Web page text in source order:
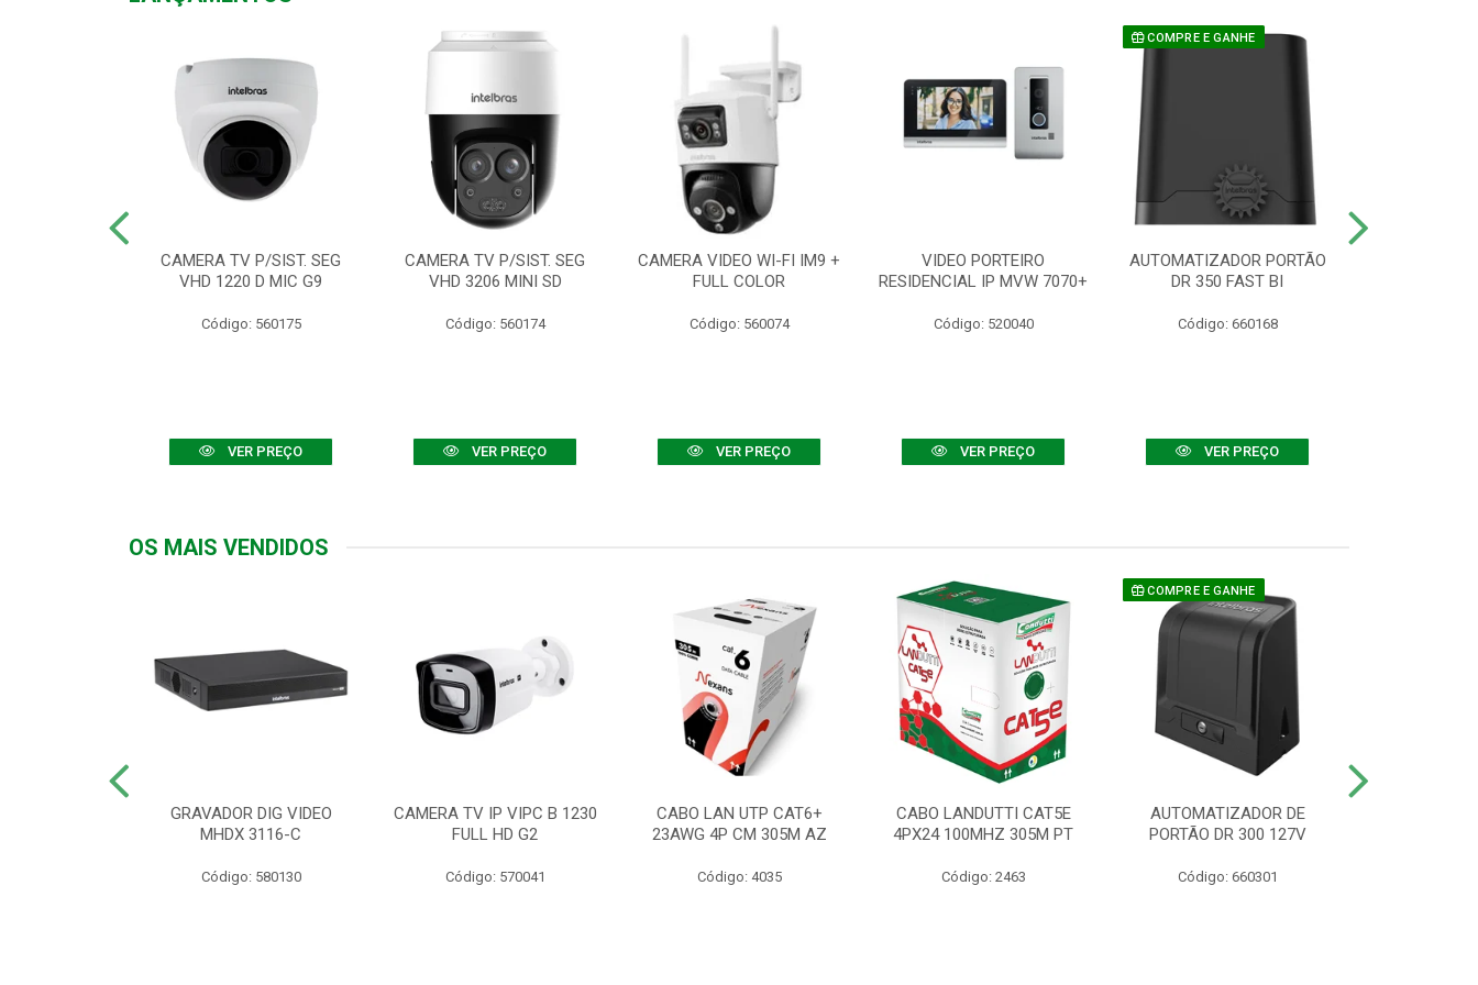
CAMERA TV P/SIST. SEG
VHD 1220 D MIC G9
Código: 560175
VER PREÇO
CAMERA TV P/SIST. SEG
VHD 3206 MINI SD
Código: 560174
VER PREÇO
CAMERA VIDEO WI-FI IM9 +
FULL COLOR
Código: 560074
VER PREÇO
VIDEO PORTEIRO
RESIDENCIAL IP MVW 7070+
Código: 520040
VER PREÇO
COMPRE E GANHE
AUTOMATIZADOR PORTÃO
DR 350 FAST BI
Código: 660168
VER PREÇO
OS MAIS VENDIDOS
GRAVADOR DIG VIDEO
MHDX 3116-C
Código: 580130
CAMERA TV IP VIPC B 1230
FULL HD G2
Código: 570041
CABO LAN UTP CAT6+
23AWG 4P CM 305M AZ
Código: 4035
CABO LANDUTTI CAT5E
4PX24 100MHZ 305M PT
Código: 2463
COMPRE E GANHE
AUTOMATIZADOR DE
PORTÃO DR 300 127V
Código: 660301